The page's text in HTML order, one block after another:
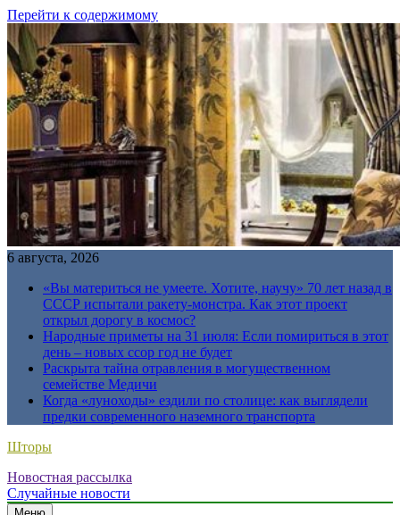
Перейти к содержимому
6 августа, 2026
«Вы материться не умеете. Хотите, научу» 70 лет назад в
СССР испытали ракету-монстра. Как этот проект
открыл дорогу в космос?
Народные приметы на 31 июля: Если помириться в этот
день – новых ссор год не будет
Раскрыта тайна отравления в могущественном
семействе Медичи
Когда «луноходы» ездили по столице: как выглядели
предки современного наземного транспорта
Шторы
Новостная рассылка
Случайные новости